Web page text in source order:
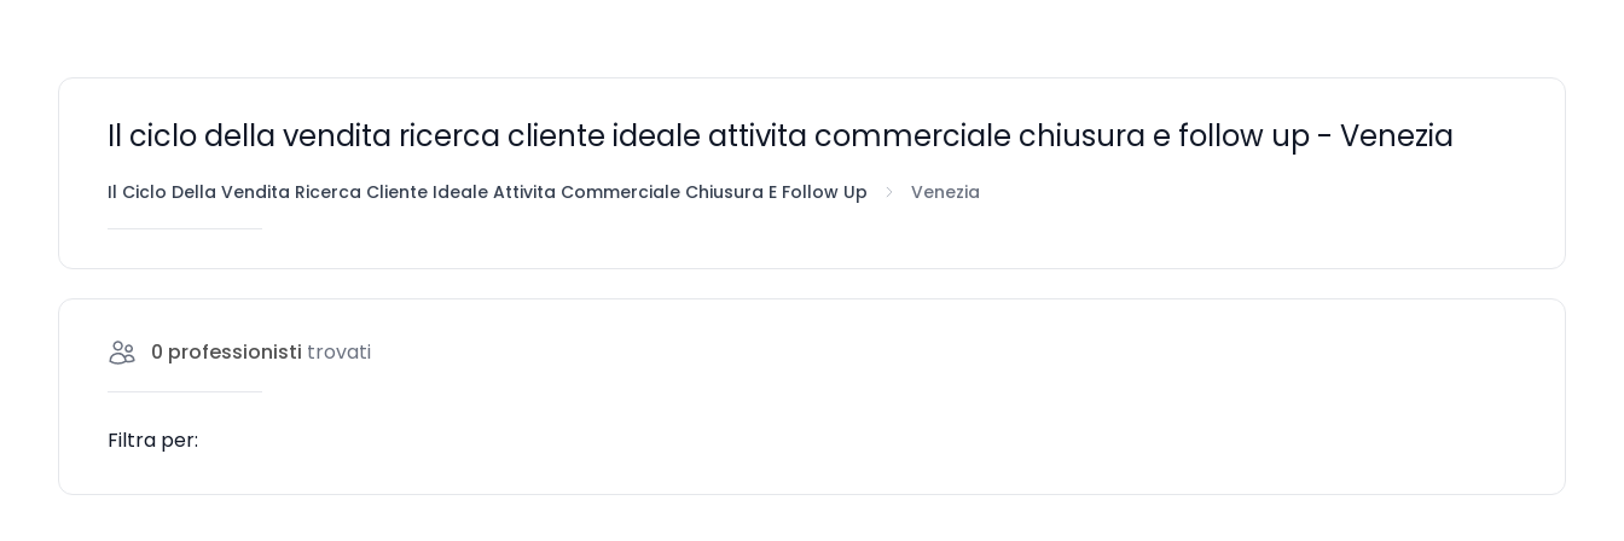
Il ciclo della vendita ricerca cliente ideale attivita commerciale chiusura e follow up - Venezia
Il Ciclo Della Vendita Ricerca Cliente Ideale Attivita Commerciale Chiusura E Follow Up Venezia
0 professionisti trovati
Filtra per: